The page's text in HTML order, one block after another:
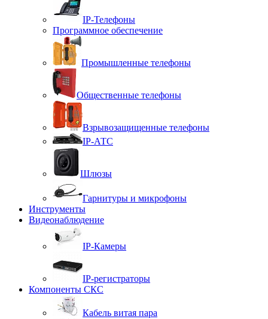
IP-Телефоны
Программное обеспечение
Промышленные телефоны
Общественные телефоны
Взрывозащищенные телефоны
IP-АТС
Шлюзы
Гарнитуры и микрофоны
Инструменты
Видеонаблюдение
IP-Камеры
IP-регистраторы
Компоненты СКС
Кабель витая пара